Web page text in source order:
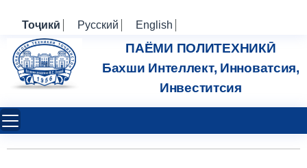
Тоҷикӣ Русский English
ПАЁМИ ПОЛИТЕХНИКӢ
Бахши Интеллект, Инноватсия,
Инвеститсия